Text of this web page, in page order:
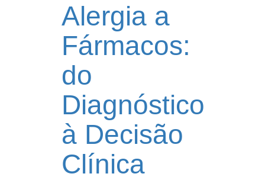
PATROCÍNIO CIENTÍFICO
CONTACTOS
Alergia a
Fármacos:
do
Diagnóstico
à Decisão
Clínica